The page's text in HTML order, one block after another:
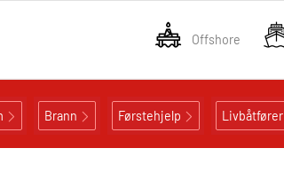
Offshore
Brann Førstehjelp Livbåtfører